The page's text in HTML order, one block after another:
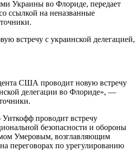
Украины во Флориде, передает
ссылкой на неназванные
США проводит новую встречу
делегации во Флориде», —
Уиткофф проводит встречу
безопасности и обороны
Умеровым, возглавляющим
переговорах по урегулированию